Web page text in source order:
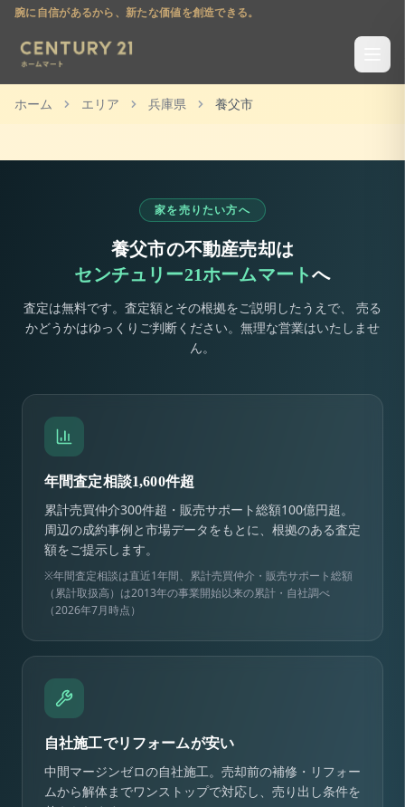
腕に自信があるから、新たな価値を創造できる。
ホーム エリア 兵庫県 養父市
家を売りたい方へ
養父市の不動産売却は
センチュリー21ホームマートへ
査定は無料です。査定額とその根拠をご説明したうえで、 売る
かどうかはゆっくりご判断ください。無理な営業はいたしませ
ん。
年間査定相談1,600件超
累計売買仲介300件超・販売サポート総額100億円超。
周辺の成約事例と市場データをもとに、根拠のある査定
額をご提示します。
※年間査定相談は直近1年間、累計売買仲介・販売サポート総額
（累計取扱高）は2013年の事業開始以来の累計・自社調べ
（2026年7月時点）
自社施工でリフォームが安い
中間マージンゼロの自社施工。売却前の補修・リフォー
ムから解体までワンストップで対応し、売り出し条件を